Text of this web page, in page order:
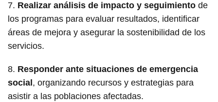
7. Realizar análisis de impacto y seguimiento de
los programas para evaluar resultados, identificar
áreas de mejora y asegurar la sostenibilidad de los
servicios.
8. Responder ante situaciones de emergencia
social , organizando recursos y estrategias para
asistir a las poblaciones afectadas.